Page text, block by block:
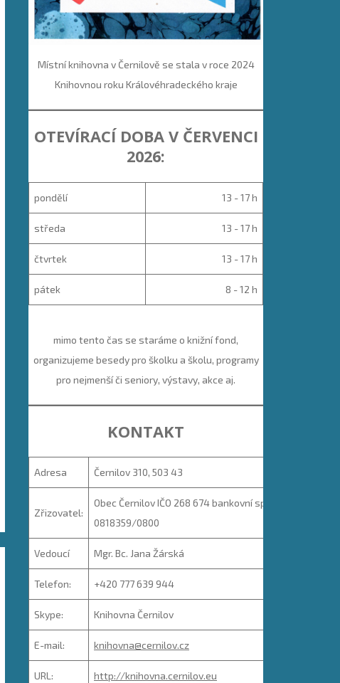
Místní knihovna v Černilově se stala v roce 2024
Knihovnou roku Královéhradeckého kraje
OTEVÍRACÍ DOBA V ČERVENCI
2026:
pondělí 13 - 17 h
středa 13 - 17 h
čtvrtek 13 - 17 h
pátek 8 - 12 h
mimo tento čas se staráme o knižní fond,
organizujeme besedy pro školku a školu, programy
pro nejmenší či seniory, výstavy, akce aj.
KONTAKT
Adresa Černilov 310, 503 43
Zřizovatel:
Obec Černilov IČO 268 674 bankovní spojení: 108
0818359/0800
Vedoucí Mgr. Bc. Jana Žárská
Telefon: +420 777 639 944
Skype: Knihovna Černilov
E-mail: knihovna@cernilov.cz
URL: http://knihovna.cernilov.eu